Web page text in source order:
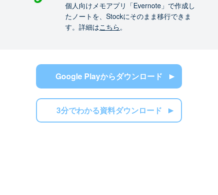
個人向けメモアプリ「Evernote」で作成し
たノートを、Stockにそのまま移行できま
す。詳細はこちら。
Google Playからダウンロード
3分でわかる資料ダウンロード